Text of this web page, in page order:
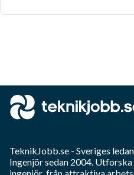
TeknikJobb.se - Sveriges
Ingenjörsedan 2004.